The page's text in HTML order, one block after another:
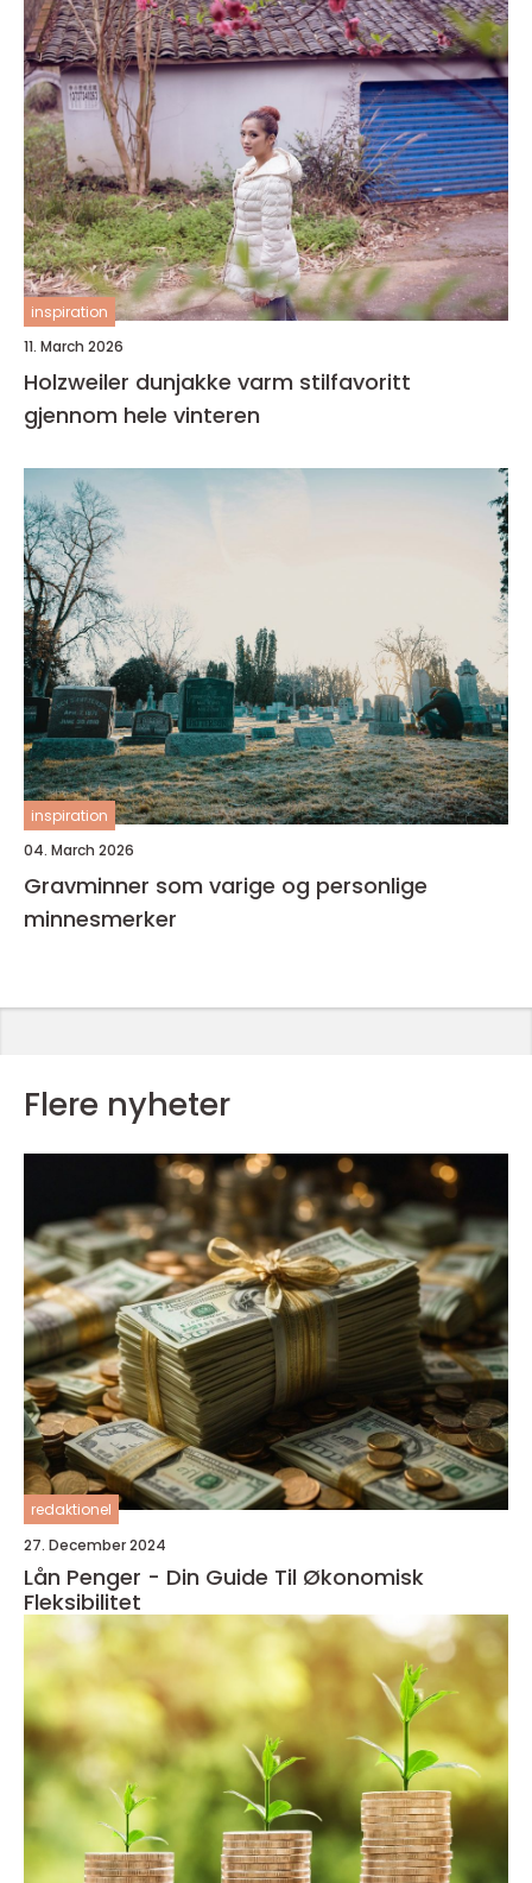
inspiration
11. March 2026
Holzweiler dunjakke varm stilfavoritt
gjennom hele vinteren
inspiration
04. March 2026
Gravminner som varige og personlige
minnesmerker
Flere nyheter
redaktionel
27. December 2024
Lån Penger - Din Guide Til Økonomisk
Fleksibilitet